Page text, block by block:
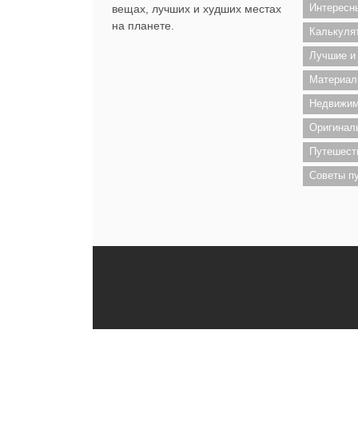
вещах, лучших и худших местах
на планете.
Лучшие и
Советы